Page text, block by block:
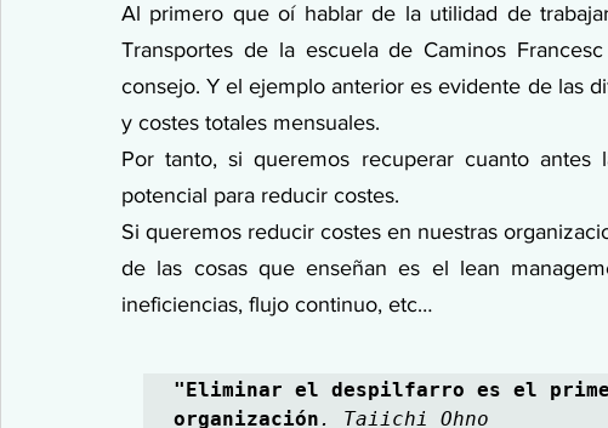
Al primero que oí hablar de la utilidad de
Transportes de la escuela de Caminos
consejo. Y el ejemplo anterior es evidente de las
y costes totales mensuales.
Por tanto, si queremos recuperar cuanto
potencial para reducir costes.
Si queremos reducir costes en nuestras
de las cosas que enseñan es el lean
ineficiencias, flujo continuo, etc…
"Eliminar el despilfarro es el
organización. Taiichi Ohno